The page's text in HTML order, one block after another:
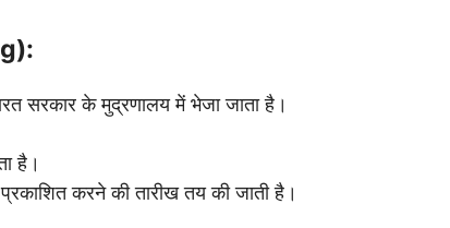
सरकार के मुद्रणालय में भेजा जाता है।
है।
करने की तारीख तय की जाती है।